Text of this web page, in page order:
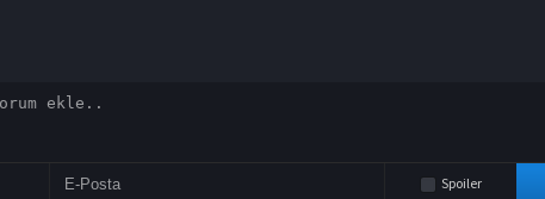
Spoiler